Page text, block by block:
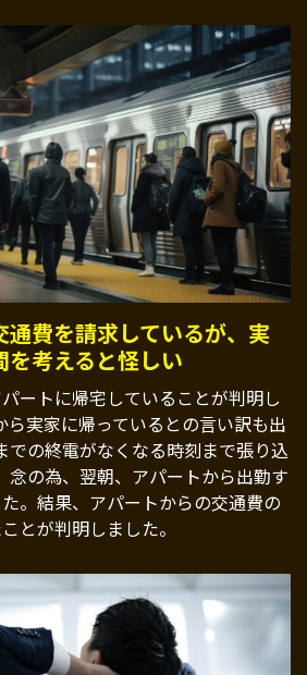
通費を請求しているが、実
考えると怪しい
ートに帰宅していることが判明し
ら実家に帰っているとの言い訳も出
での終電がなくなる時刻まで張り込
念の為、翌朝、アパートから出勤す
。結果、アパートからの交通費の
とが判明しました。